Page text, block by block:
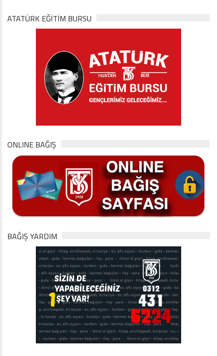
ATATÜRK EĞITIM BURSU
ONLINE BAĞIŞ
BAĞIŞ YARDIM